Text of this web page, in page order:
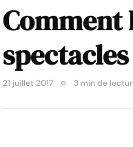
Comment
21 juillet 2017 3 min de